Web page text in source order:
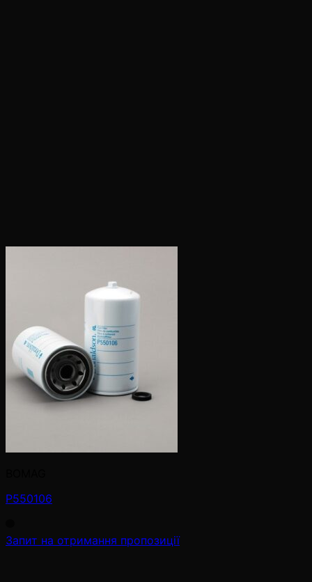
P550106
Запит на отримання пропозиції